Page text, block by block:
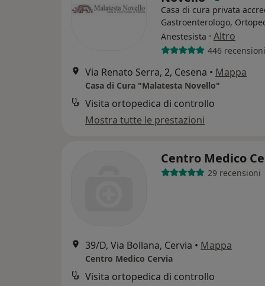
Casa di cura privata
Gastroenterologo,
Anestesista · Altro
446 recensioni
Via Renato Serra, 2, Cesena • Mappa
Casa di Cura "Malatesta Novello"
Visita ortopedica di controllo
Mostra tutte le prestazioni
Centro Medico
29 recensioni
39/D, Via Bollana, Cervia • Mappa
Centro Medico Cervia
Visita ortopedica di controllo